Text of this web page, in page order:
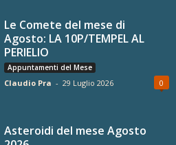
Le Comete del mese di
Agosto: LA 10P/TEMPEL AL
PERIELIO
Appuntamenti del Mese
Claudio Pra - 29 Luglio 2026 0
Asteroidi del mese Agosto